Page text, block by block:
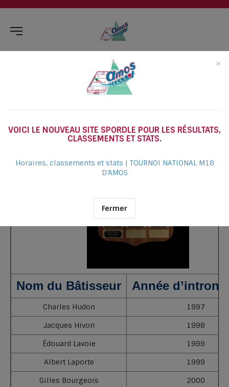
×
VOICI LE NOUVEAU SITE SPORDLE POUR LES RÉSULTATS,
CLASSEMENTS ET STATS.
Horaires, classements et stats | TOURNOI NATIONAL M18
D’AMOS
Fermer
TEMPLE DE LA RENOMMÉE, LES BÂTISSEURS
Nom du Bâtisseur Année
Charles Hudon
1997
Jacques Hivon
1998
Édouard Lavoie
1999
Albert Laporte
1999
Gilles Bourgeois
2000